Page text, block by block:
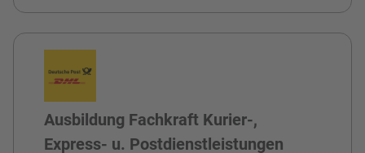
Ausbildung Fachkraft Kurier-,
Express- u. Postdienstleistungen